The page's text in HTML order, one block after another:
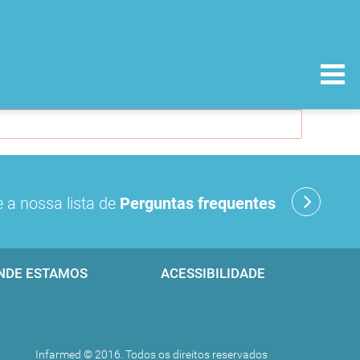
a nossa lista de Perguntas frequentes
ESTAMOS ACESSIBILIDADE
Infarmed © 2016. Todos os direitos reservados